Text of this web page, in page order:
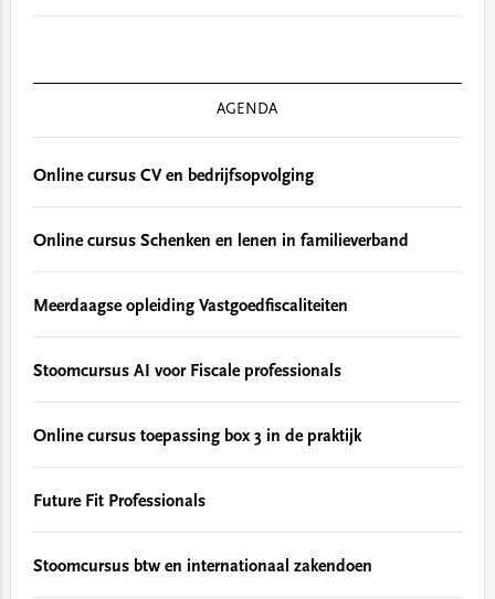
AGENDA
Online cursus CV en bedrijfsopvolging
Online cursus Schenken en lenen in familieverband
Meerdaagse opleiding Vastgoedfiscaliteiten
Stoomcursus AI voor Fiscale professionals
Online cursus toepassing box 3 in de praktijk
Future Fit Professionals
Stoomcursus btw en internationaal zakendoen